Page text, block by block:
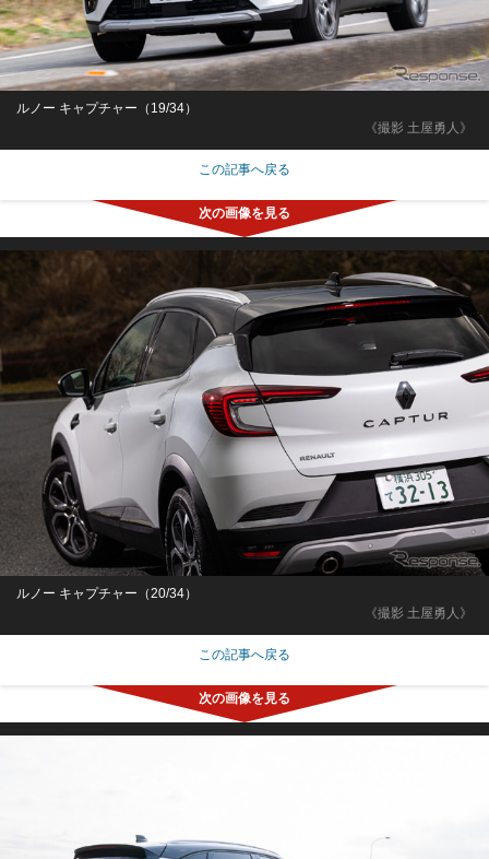
《撮影 土屋勇人》
ルノー キャプチャー（19/34）
この記事へ戻る
《撮影 土屋勇人》
ルノー キャプチャー（20/34）
この記事へ戻る